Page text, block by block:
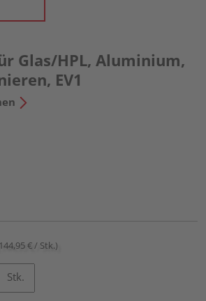
Glas/HPL, Aluminium,
EV1
€ / Stk.)
Stk.